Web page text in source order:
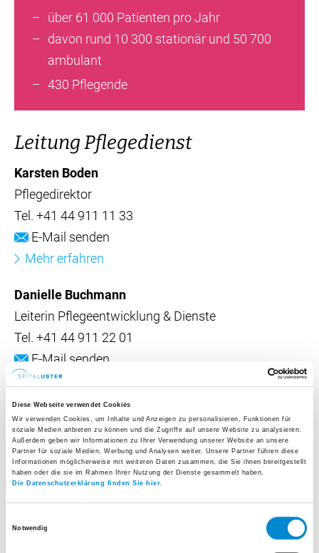
Diese Webseite verwendet Cookies
Wir verwenden Cookies, um Inhalte und Anzeigen zu personalisieren, Funktionen für
soziale Medien anbieten zu können und die Zugriffe auf unsere Website zu analysieren.
Außerdem geben wir Informationen zu Ihrer Verwendung unserer Website an unsere
Partner für soziale Medien, Werbung und Analysen weiter. Unsere Partner führen diese
Informationen möglicherweise mit weiteren Daten zusammen, die Sie ihnen bereitgestellt
haben oder die sie im Rahmen Ihrer Nutzung der Dienste gesammelt haben.
Die Datenschutzerklärung finden Sie hier.
Notwendig
über 61 000 Patienten pro Jahr
davon rund 10 300 stationär und 50 700
ambulant
430 Pflegende
Leitung Pflegedienst
Karsten Boden
Pflegedirektor
Tel. +41 44 911 11 33
E-Mail senden
Mehr erfahren
Danielle Buchmann
Leiterin Pflegeentwicklung & Dienste
Tel. +41 44 911 22 01
E-Mail senden
Mehr erfahren
Helen Oesch-Weber
Bereichsleiterin Pflege, Stv. Pflegedirektorin
Tel. +41 44 911 11 30
E-Mail senden
Mehr erfahren